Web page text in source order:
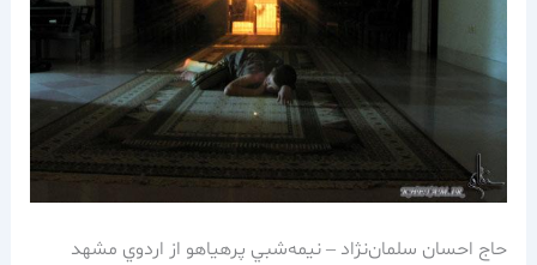
حاج احسان سلمان‌نژاد – نيمه‌شبي پرهياهو از اردوي مشهد